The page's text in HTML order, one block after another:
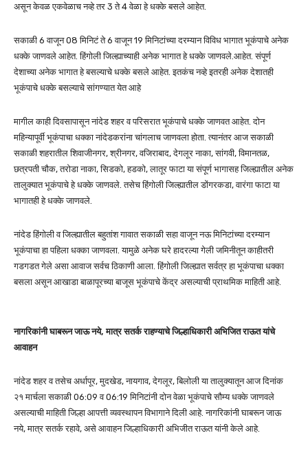
असून केवळ एकवेळाच नव्हे तर 3 ते 4 वेळा हे धक्के बसले आहेत.
सकाळी 6 वाजून 08 मिनिटं ते 6 वाजून 19 मिनिटांच्या दरम्यान विविध भागात भूकंपाचे अनेक
धक्के जाणवले आहेत. हिंगोली जिल्ह्याच्याही अनेक भागात हे धक्के जाणवले.आहेत. संपूर्ण
देशाच्या अनेक भागात हे बसल्याचे धक्के बसले आहेत. इतकंच नव्हे इतरही अनेक देशातही
भूकंपाचे धक्के बसल्याचे सांगण्यात येत आहे
मागील काही दिवसापासून नांदेड शहर व परिसरात भूकंपाचे धक्के जाणवत आहेत. दोन
महिन्यापूर्वी भूकंपाचा धक्का नांदेडकरांना चांगलाच जाणवला होता. त्यानंतर आज सकाळी
सकाळी शहरातील शिवाजीनगर, श्रीनगर, वजिराबाद, देगलूर नाका, सांगवी, विमानतळ,
छत्रपती चौक, तरोडा नाका, सिडको, हडको, लातूर फाटा या संपूर्ण भागासह जिल्ह्यातील अनेक
तालुक्यात भूकंपाचे हे धक्के जाणवले. तसेच हिंगोली जिल्ह्यातील डोंगरकडा, वारंगा फाटा या
भागातही हे धक्के जाणवले.
नांदेड हिंगोली व जिल्ह्यातील बहुतांश गावात सकाळी सहा वाजून नऊ मिनिटांच्या दरम्यान
भूकंपाचा हा पहिला धक्का जाणवला. यामुळे अनेक घरे हादरल्या गेली जमिनीतून काहीतरी
गडगडत गेले असा आवाज सर्वच ठिकाणी आला. हिंगोली जिल्ह्यात सर्वत्र हा भूकंपाचा धक्का
बसला असून आखाडा बाळापूरच्या बाजूस भूकंपाचे केंद्र असल्याची प्राथमिक माहिती आहे.
नागरिकांनी घाबरून जाऊ नये, मात्र सतर्क राहण्याचे जिल्हाधिकारी अभिजित राऊत यांचे
आवाहन
नांदेड शहर व तसेच अर्धापूर, मुदखेड, नायगाव, देगलूर, बिलोली या तालुक्यातून आज दिनांक
२१ मार्चला सकाळी 06:09 व 06:19 मिनिटांनी दोन वेळा भूकंपाचे सौम्य धक्के जाणवले
असल्याची माहिती जिल्हा आपत्ती व्यवस्थापन विभागाने दिली आहे. नागरिकांनी घाबरून जाऊ
नये, मात्र सतर्क रहावे, असे आवाहन जिल्हाधिकारी अभिजीत राऊत यांनी केले आहे.